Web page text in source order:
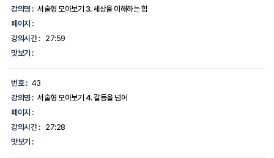
강의명 : 서술형 모아보기 3. 세상을 이해하는 힘
페이지 :
강의시간 :
27:59
맛보기 :
번호 : 43
강의명 : 서술형 모아보기 4. 갈등을 넘어
페이지 :
강의시간 :
27:28
맛보기 :